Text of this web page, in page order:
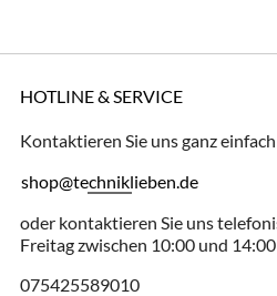
HOTLINE & SERVICE
Kontaktieren Sie uns ganz
shop@techniklieben.de
oder kontaktieren Sie uns
Freitag zwischen 10:00 und 14:00
075425589010